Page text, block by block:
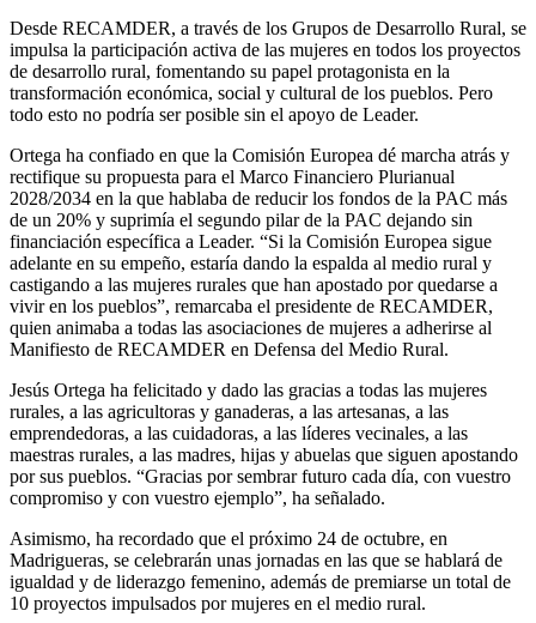
Desde RECAMDER, a través de los Grupos de Desarrollo Rural, se
impulsa la participación activa de las mujeres en todos los proyectos
de desarrollo rural, fomentando su papel protagonista en la
transformación económica, social y cultural de los pueblos. Pero
todo esto no podría ser posible sin el apoyo de Leader.
Ortega ha confiado en que la Comisión Europea dé marcha atrás y
rectifique su propuesta para el Marco Financiero Plurianual
2028/2034 en la que hablaba de reducir los fondos de la PAC más
de un 20% y suprimía el segundo pilar de la PAC dejando sin
financiación específica a Leader. “Si la Comisión Europea sigue
adelante en su empeño, estaría dando la espalda al medio rural y
castigando a las mujeres rurales que han apostado por quedarse a
vivir en los pueblos”, remarcaba el presidente de RECAMDER,
quien animaba a todas las asociaciones de mujeres a adherirse al
Manifiesto de RECAMDER en Defensa del Medio Rural.
Jesús Ortega ha felicitado y dado las gracias a todas las mujeres
rurales, a las agricultoras y ganaderas, a las artesanas, a las
emprendedoras, a las cuidadoras, a las líderes vecinales, a las
maestras rurales, a las madres, hijas y abuelas que siguen apostando
por sus pueblos. “Gracias por sembrar futuro cada día, con vuestro
compromiso y con vuestro ejemplo”, ha señalado.
Asimismo, ha recordado que el próximo 24 de octubre, en
Madrigueras, se celebrarán unas jornadas en las que se hablará de
igualdad y de liderazgo femenino, además de premiarse un total de
10 proyectos impulsados por mujeres en el medio rural.